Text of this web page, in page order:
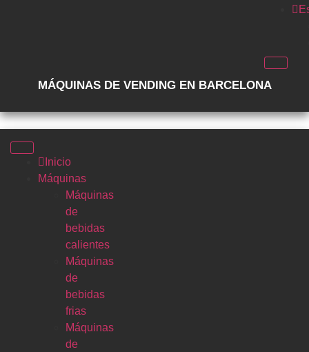
MÁQUINAS DE VENDING EN BARCELONA
Inicio
Máquinas
Máquinas
de
bebidas
calientes
Máquinas
de
bebidas
frias
Máquinas
de